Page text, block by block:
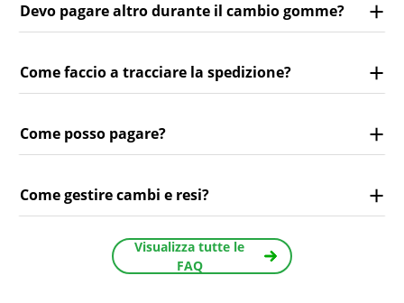
Devo pagare altro durante il cambio gomme?
Come faccio a tracciare la spedizione?
Come posso pagare?
Come gestire cambi e resi?
Visualizza tutte le
FAQ